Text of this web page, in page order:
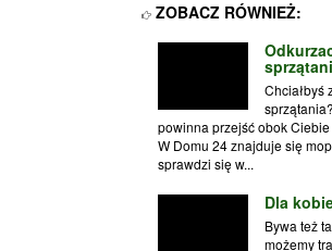
ZOBACZ RÓWNIEŻ:
Chciałbyś
powinna przejść obok
W Domu 24 znajduje się
sprawdzi się w...
Dla
Bywa też
możemy